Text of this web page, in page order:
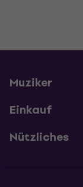
Muziker
Einkauf
Nützliches